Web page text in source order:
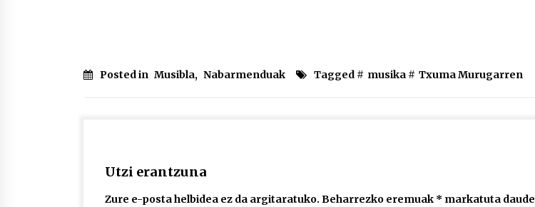
Posted in Musibla, Nabarmenduak Tagged # musika # Txuma Murugarren
Utzi erantzuna
Zure e-posta helbidea ez da argitaratuko. Beharrezko eremuak * markatuta daude